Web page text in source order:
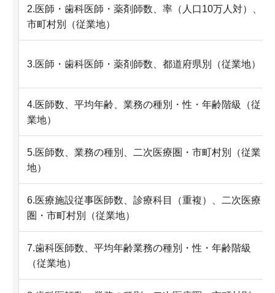
2.医師・歯科医師・薬剤師数、率（人口10万人対）、
市町村別（従業地）
3.医師・歯科医師・薬剤師数、都道府県別（従業地）
4.医師数、平均年齢、業務の種別・性・年齢階級（従
業地）
5.医師数、業務の種別、二次医療圏・市町村別（従業
地）
6.医療施設従事医師数、診療科目（重複）、二次医療
圏・市町村別（従業地）
7.歯科医師数、平均年齢業務の種別・性・年齢階級
（従業地）